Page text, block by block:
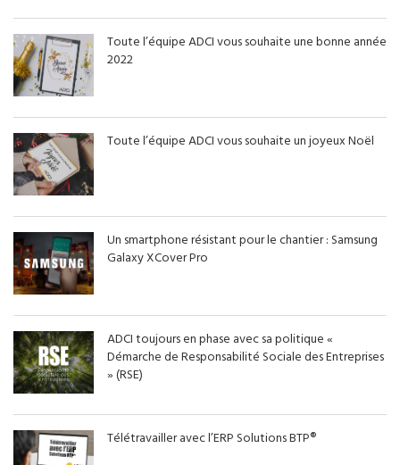
Toute l’équipe ADCI vous souhaite une bonne année
2022
Toute l’équipe ADCI vous souhaite un joyeux Noël
Un smartphone résistant pour le chantier : Samsung
Galaxy XCover Pro
ADCI toujours en phase avec sa politique «
Démarche de Responsabilité Sociale des Entreprises
» (RSE)
Télétravailler avec l’ERP Solutions BTP®